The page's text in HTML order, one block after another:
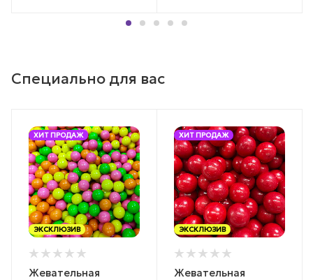
Специально для вас
ХИТ ПРОДАЖ
ЭКСКЛЮЗИВ
Жевательная
ХИТ ПРОДАЖ
ЭКСКЛЮЗИВ
Жевательная